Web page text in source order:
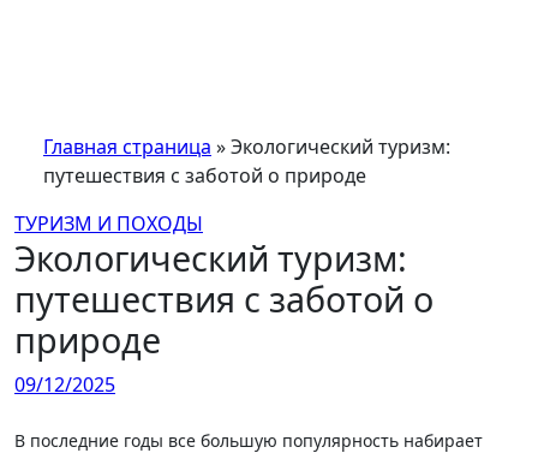
Главная страница »Экологический туризм:
путешествия с заботой о природе
ТУРИЗМ И ПОХОДЫ
Экологический туризм:
путешествия с заботой о
природе
09/12/2025
В последние годы все большую популярность набирает